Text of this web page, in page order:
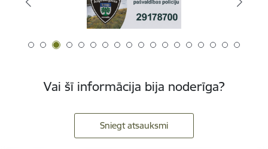
Vai šī informācija bija noderīga?
Sniegt atsauksmi